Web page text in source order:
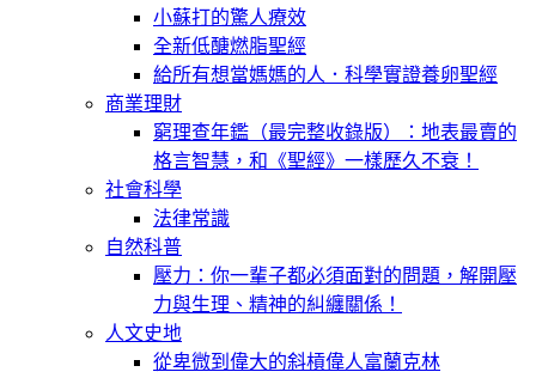
小蘇打的驚人療效
全新低醣燃脂聖經
給所有想當媽媽的人．科學實證養卵聖經
商業理財
窮理查年鑑（最完整收錄版）：地表最賣的
格言智慧，和《聖經》一樣歷久不衰！
社會科學
法律常識
自然科普
壓力：你一輩子都必須面對的問題，解開壓
力與生理、精神的糾纏關係！
人文史地
從卑微到偉大的斜槓偉人富蘭克林